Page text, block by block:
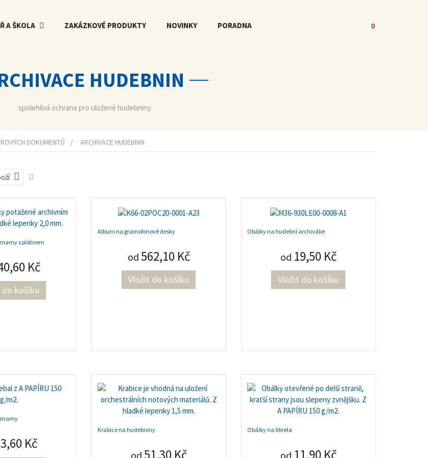
A ŠKOLA ZAKÁZKOVÉ PRODUKTY NOVINKY PORADNA 0
HUDEBNIN
spolehlivá ochrana pro uložené hudebniny
DOKUMENTŮ ARCHIVACE HUDEBNIN
s plátnem
Kč
Album na gramofonové desky
od 562,10 Kč
Obálky na hudební archiválie
od 19,50 Kč
Kč
Krabice na hudebniny
od 51,30 Kč
Obálky na libreta
od 11,90 Kč